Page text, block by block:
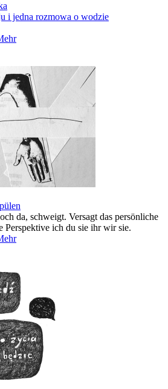
i jedna rozmowa o wodzie
da, schweigt. Versagt das persönliche
Perspektive ich du sie ihr wir sie.